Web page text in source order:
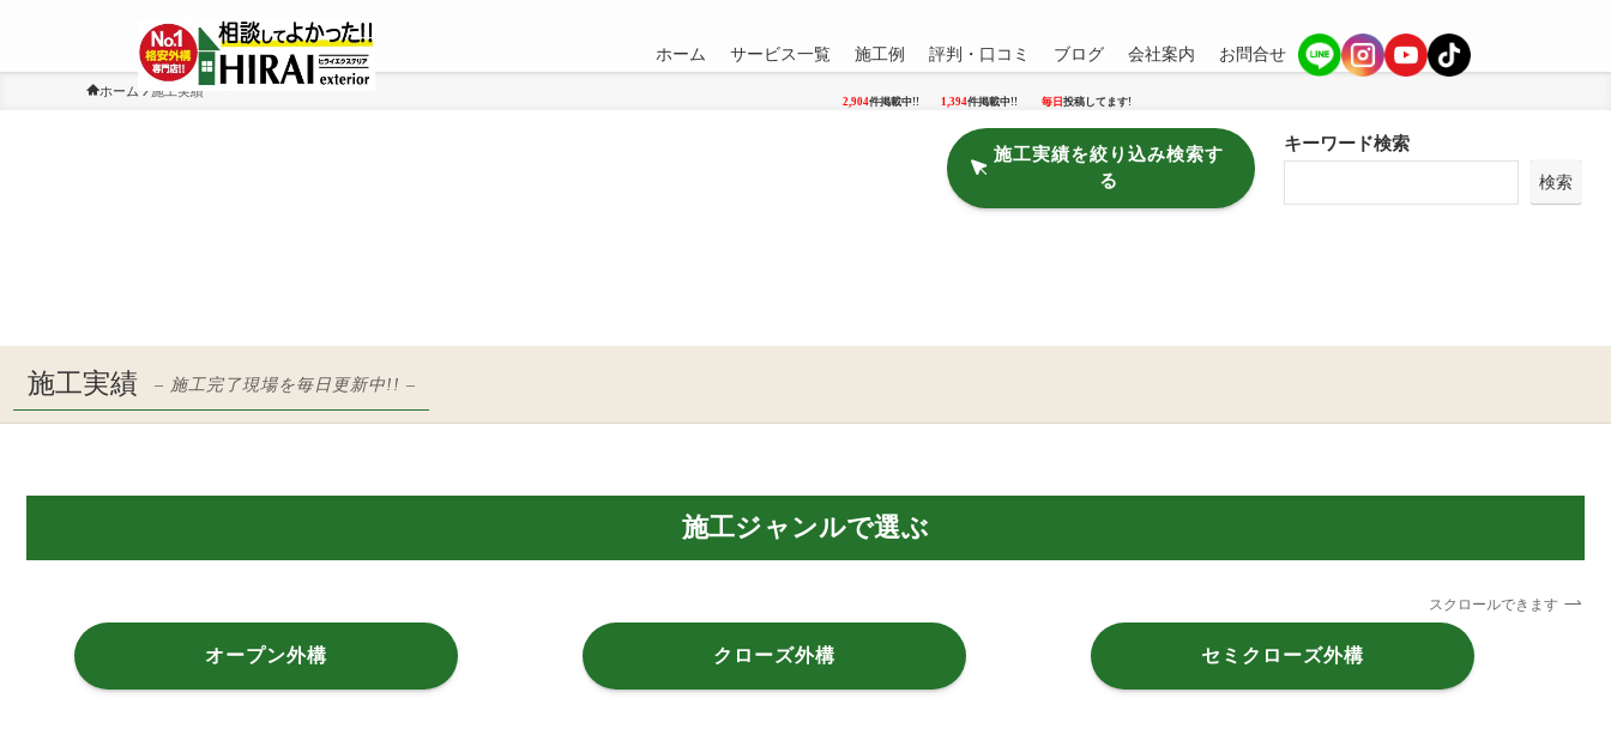
ホーム サービス一覧 施工例
2,904件掲載中!!
評判・口コミ
1,394件掲載中!!
ブログ
毎日 投稿してます!
会社案内 お問合せ
ホーム 施工実績
施工実績を絞り込み検索す
る
キーワード検索
検索
施工実績 – 施工完了現場を毎日更新中!! –
施工ジャンルで選ぶ
スクロールできます
オープン外構 クローズ外構 セミクローズ外構